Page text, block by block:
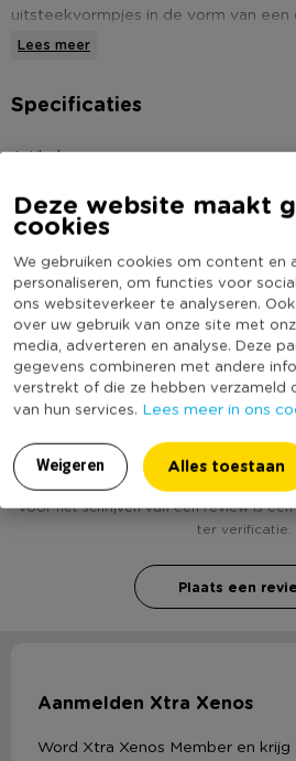
Deze website maakt
cookies
We gebruiken cookies om content en
personaliseren, om functies voor
ons websiteverkeer te analyseren.
over uw gebruik van onze site met
media, adverteren en analyse. Deze
gegevens combineren met andere
verstrekt of die ze hebben verzameld
van hun services. Lees meer in ons
Weigeren Alles toestaan
uitsteekvormpjes in de vorm van een
de voetafdrukken van beide dieren.
assortiment voor nog meer mooie
* In een oranje kleur
Lees meer
Specificaties
Artikelnummer
Materiaal
Kleur
Duurzaamheidsscore
Heb jij Uitsteekvormpjes -
review!
Voor het schrijven van een review is
ter verificatie.
Plaats een
Aanmelden Xtra Xenos
Word Xtra Xenos Member en krijg